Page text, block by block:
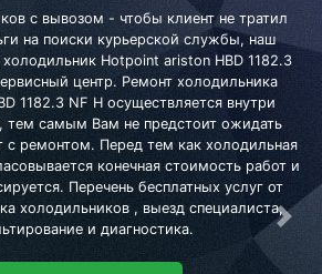
с вывозом - чтобы клиент не тратил
на поиски курьерской службы, наш
Hotpoint ariston HBD 1182.3
центр. Ремонт холодильника
1182.3 NF H осуществляется внутри
тем самым Вам не предстоит ожидать
с ремонтом. Перед тем как холодильная
конечная стоимость работ и
Перечень бесплатных услуг от
холодильников , выезд специалиста,
и диагностика.